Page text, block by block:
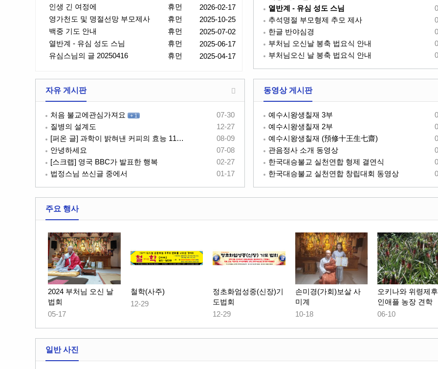
인생 긴 여정에
휴먼
2026-02-17
영가천도 및 명절선망 부모제사
휴먼
2025-10-25
백중 기도 안내
휴먼
2025-07-02
열반계 - 유심 성도 스님
휴먼
2025-06-17
유심스님의 글 20250416
휴먼 2025-04-17
열반계 - 유심 성도 스님
추석명절 부모형제 추모 제사
한글 반야심경
부처님 오신날 봉축 법요식 안내
부처님오신 날 봉축 법요식 안내
자유 게시판
처음 불교에관심가져요 +1
07-30
질병의 설계도
12-27
[퍼온 글] 과학이 밝혀낸 커피의 효능 11…
08-09
안녕하세요
07-08
[스크랩] 영국 BBC가 발표한 행복
02-27
법정스님 쓰신글 중에서
01-17
동영상 게시판
예수시왕생칠재 3부
예수시왕생칠재 2부
예수시왕생칠재 (預修十王生七齋)
관음정사 소개 동영상
한국대승불교 실천연합 형제 결연식
한국대승불교 실천연합 창립대회 동영상
주요 행사
2024 부처님 오신 날
법회
05-17
철학(사주)
12-29
정초화엄성중(신장)기
도법회
12-29
손미경(가회)보살 사
미계
10-18
오키나와 위령제
인애플 농장 견학
06-10
일반 사진